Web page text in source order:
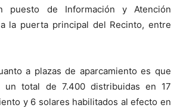
puesto de Información y Atención
la puerta principal del Recinto, entre
a plazas de aparcamiento es que
un total de 7.400 distribuidas en 17
y 6 solares habilitados al efecto en